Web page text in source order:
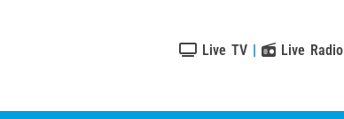
Live TV | Live Radio